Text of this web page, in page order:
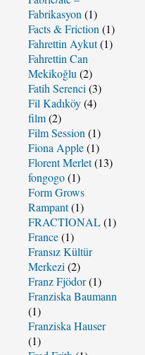
Fabrikasyon (1)
Facts & Friction (1)
Fahrettin Aykut(1)
Fahrettin Can
Mekikoğlu (2)
Fatih Serenci (3)
Fil Kadıköy(4)
film(2)
Film Session (1)
Fiona Apple(1)
Florent Merlet(13)
fongogo(1)
Form Grows
Rampant(1)
FRACTIONAL(1)
France(1)
Fransız Kültür
Merkezi (2)
Franz Fjödor(1)
Franziska Baumann
(1)
Franziska Hauser
(1)